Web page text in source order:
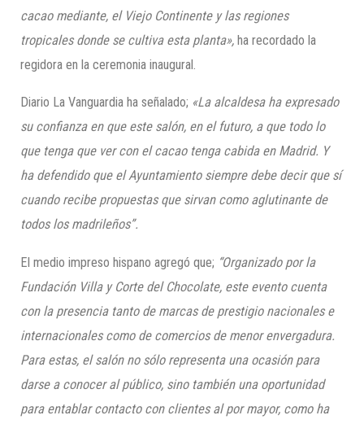
cacao mediante, el Viejo Continente y las regiones
tropicales donde se cultiva esta planta», ha recordado la
regidora en la ceremonia inaugural.
Diario La Vanguardia ha señalado; «La alcaldesa ha expresado
su confianza en que este salón, en el futuro, a que todo lo
que tenga que ver con el cacao tenga cabida en Madrid. Y
ha defendido que el Ayuntamiento siempre debe decir que sí
cuando recibe propuestas que sirvan como aglutinante de
todos los madrileños”.
El medio impreso hispano agregó que; “Organizado por la
Fundación Villa y Corte del Chocolate, este evento cuenta
con la presencia tanto de marcas de prestigio nacionales e
internacionales como de comercios de menor envergadura.
Para estas, el salón no sólo representa una ocasión para
darse a conocer al público, sino también una oportunidad
para entablar contacto con clientes al por mayor, como ha